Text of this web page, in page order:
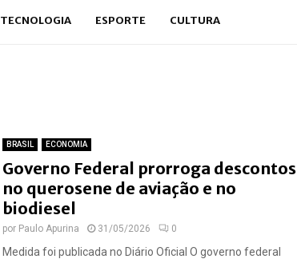
TECNOLOGIA ESPORTE CULTURA
BRASIL ECONOMIA
Governo Federal prorroga descontos
no querosene de aviação e no
biodiesel
por Paulo Apurina 31/05/2026 0
Medida foi publicada no Diário Oficial O governo federal